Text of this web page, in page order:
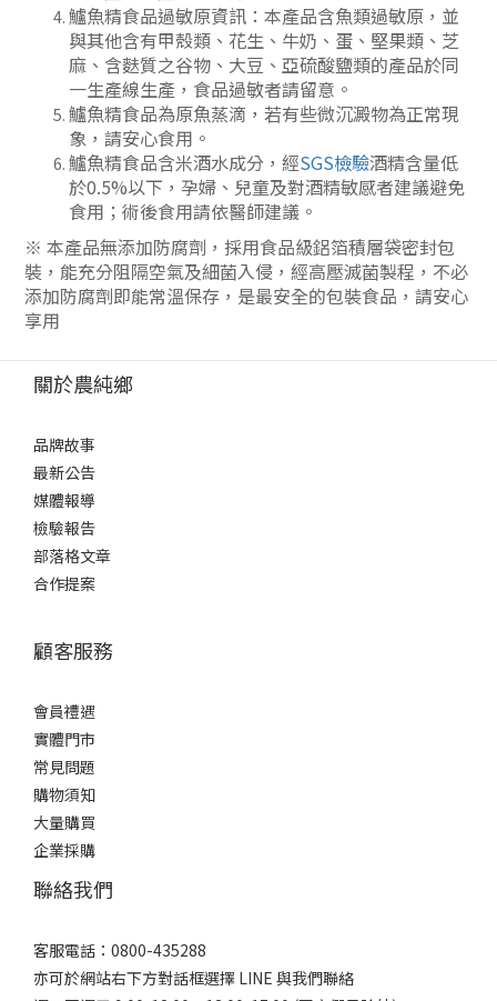
鱸魚精食品過敏原資訊：本產品含魚類過敏原，並
與其他含有甲殼類、花生、牛奶、蛋、堅果類、芝
麻、含麩質之谷物、大豆、亞硫酸鹽類的產品於同
一生產線生產，食品過敏者請留意。
鱸魚精食品為原魚蒸滴，若有些微沉澱物為正常現
象，請安心食用。
鱸魚精食品含米酒水成分，經SGS檢驗酒精含量低
於0.5%以下，孕婦、兒童及對酒精敏感者建議避免
食用；術後食用請依醫師建議。
※ 本產品無添加防腐劑，採用食品級鋁箔積層袋密封包
裝，能充分阻隔空氣及細菌入侵，經高壓滅菌製程，不必
添加防腐劑即能常溫保存，是最安全的包裝食品，請安心
享用
關於農純鄉
品牌故事
最新公告
媒體報導
檢驗報告
部落格文章
合作提案
顧客服務
會員禮遇
實體門市
常見問題
購物須知
大量購買
企業採購
聯絡我們
客服電話：0800-435288
亦可於網站右下方對話框選擇 LINE 與我們聯絡